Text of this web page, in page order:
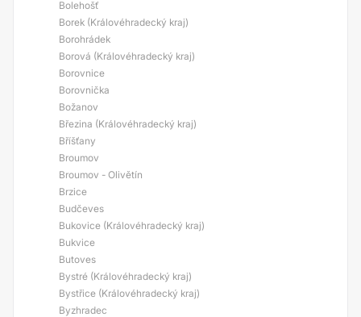
Bolehošť
Borek (Královéhradecký kraj)
Borohrádek
Borová (Královéhradecký kraj)
Borovnice
Borovnička
Božanov
Březina (Královéhradecký kraj)
Bříšťany
Broumov
Broumov - Olivětín
Brzice
Budčeves
Bukovice (Královéhradecký kraj)
Bukvice
Butoves
Bystré (Královéhradecký kraj)
Bystřice (Královéhradecký kraj)
Byzhradec